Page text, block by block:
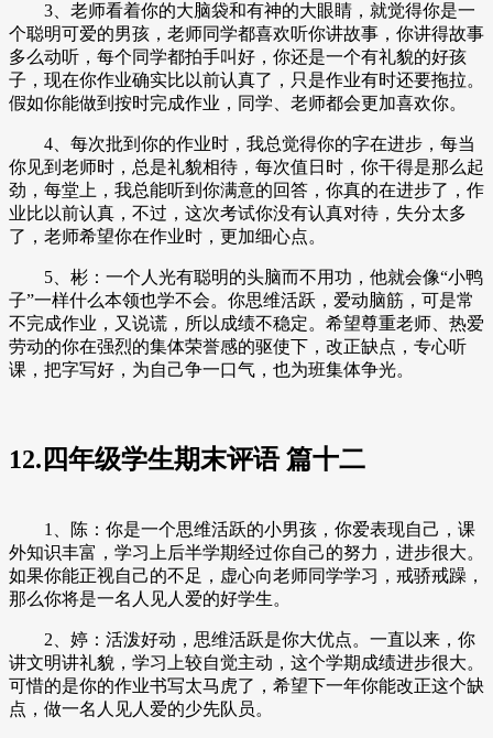
3、老师看着你的大脑袋和有神的大眼睛，就觉得你是一
个聪明可爱的男孩，老师同学都喜欢听你讲故事，你讲得故事
多么动听，每个同学都拍手叫好，你还是一个有礼貌的好孩
子，现在你作业确实比以前认真了，只是作业有时还要拖拉。
假如你能做到按时完成作业，同学、老师都会更加喜欢你。
4、每次批到你的作业时，我总觉得你的字在进步，每当
你见到老师时，总是礼貌相待，每次值日时，你干得是那么起
劲，每堂上，我总能听到你满意的回答，你真的在进步了，作
业比以前认真，不过，这次考试你没有认真对待，失分太多
了，老师希望你在作业时，更加细心点。
5、彬：一个人光有聪明的头脑而不用功，他就会像“小鸭
子”一样什么本领也学不会。你思维活跃，爱动脑筋，可是常
不完成作业，又说谎，所以成绩不稳定。希望尊重老师、热爱
劳动的你在强烈的集体荣誉感的驱使下，改正缺点，专心听
课，把字写好，为自己争一口气，也为班集体争光。
12.四年级学生期末评语 篇十二
1、陈：你是一个思维活跃的小男孩，你爱表现自己，课
外知识丰富，学习上后半学期经过你自己的努力，进步很大。
如果你能正视自己的不足，虚心向老师同学学习，戒骄戒躁，
那么你将是一名人见人爱的好学生。
2、婷：活泼好动，思维活跃是你大优点。一直以来，你
讲文明讲礼貌，学习上较自觉主动，这个学期成绩进步很大。
可惜的是你的作业书写太马虎了，希望下一年你能改正这个缺
点，做一名人见人爱的少先队员。